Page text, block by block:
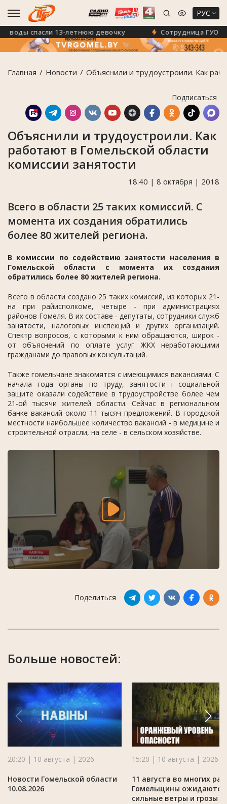
РУС
спасли 13-летнюю девочку Сотрудница ГУО
Главная Новости Объяснили и трудоустроили. Как
Подписаться
Объяснили и трудоустроили. Как
работают в Гомельской области
комиссии занятости
18:40 | 8 октября | 2018
Всего в области 25 таких комиссий. С
момента их создания обратились
более 80 жителей региона.
В комиссии по содействию занятости населения в
Гомельской области с момента их создания
обратились более 80 жителей региона.
Всего в области создано 25 таких комиссий, из которых 21-
на при райисполкоме, четыре - при администрациях
районов Гомеля. В их составе - депутаты, сотрудники служб
занятости, налоговых инспекций и других организаций.
Спектр вопросов, с которыми к ним обращаются, широк -
от объяснений по оплате услуг ЖКХ неработающими
гражданами до правовых консультаций.
Также гомельчане знакомятся с имеющимися вакансиями. С
начала года органы по труду, занятости i социальной
защите оказали содействие в трудоустройстве более чем
21-ой тысячи жителей области. Сейчас в региональном
банке вакансий около 11 тысяч предложений. В городской
местности наибольшее количество вакансий - в медицине и
строительной отрасли, на селе - в сельском хозяйстве.
Поделиться
Больше новостей:
20:20 | 10 августа | 2026
Новости Гомельской области
10.08.2026
15:20 | 10 августа | 2026
11 августа во многих
Гомельщины ожидаются
сильные ветры и грозы